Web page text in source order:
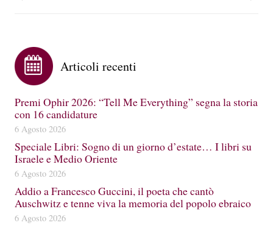
Articoli recenti
Premi Ophir 2026: “Tell Me Everything” segna la storia
con 16 candidature
6 Agosto 2026
Speciale Libri: Sogno di un giorno d’estate… I libri su
Israele e Medio Oriente
6 Agosto 2026
Addio a Francesco Guccini, il poeta che cantò
Auschwitz e tenne viva la memoria del popolo ebraico
6 Agosto 2026